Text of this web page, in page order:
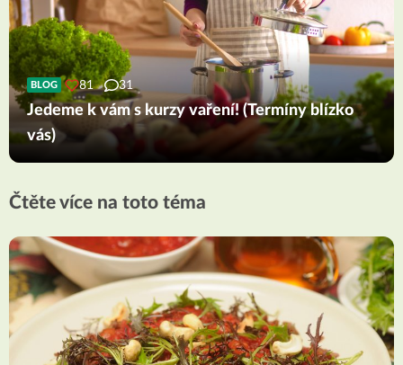
BLOG 81 31
Jedeme k vám s kurzy vaření! (Termíny blízko
vás)
Čtěte více na toto téma